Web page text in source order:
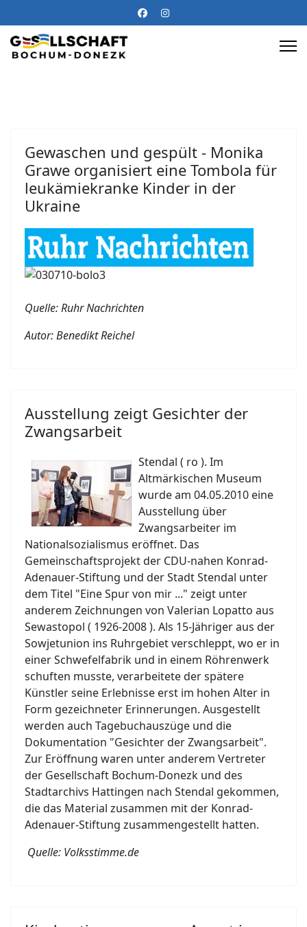
Gewaschen und gespült - Monika
Grawe organisiert eine Tombola für
leukämiekranke Kinder in der
Ukraine
Quelle: Ruhr Nachrichten
Autor: Benedikt Reichel
Ausstellung zeigt Gesichter der
Zwangsarbeit
Stendal ( ro ). Im
Altmärkischen Museum
wurde am 04.05.2010 eine
Ausstellung über
Zwangsarbeiter im
Nationalsozialismus eröffnet. Das
Gemeinschaftsprojekt der CDU-nahen Konrad-
Adenauer-Stiftung und der Stadt Stendal unter
dem Titel "Eine Spur von mir ..." zeigt unter
anderem Zeichnungen von Valerian Lopatto aus
Sewastopol ( 1926-2008 ). Als 15-Jähriger aus der
Sowjetunion ins Ruhrgebiet verschleppt, wo er in
einer Schwefelfabrik und in einem Röhrenwerk
schuften musste, verarbeitete der spätere
Künstler seine Erlebnisse erst im hohen Alter in
Form gezeichneter Erinnerungen. Ausgestellt
werden auch Tagebuchauszüge und die
Dokumentation "Gesichter der Zwangsarbeit".
Zur Eröffnung waren unter anderem Vertreter
der Gesellschaft Bochum-Donezk und des
Stadtarchivs Hattingen nach Stendal gekommen,
die das Material zusammen mit der Konrad-
Adenauer-Stiftung zusammengestellt hatten.
Quelle: Volksstimme.de